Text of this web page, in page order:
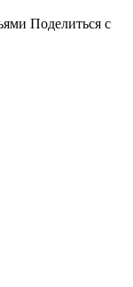
Поделиться с